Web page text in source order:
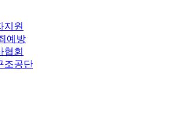
지원
예방
협회
조공단